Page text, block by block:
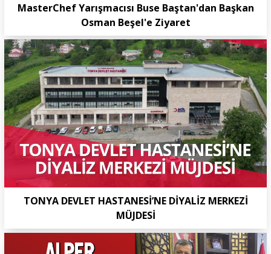
MasterChef Yarışmacısı Buse Baştan'dan Başkan
Osman Beşel'e Ziyaret
TONYA DEVLET HASTANESİ’NE DİYALİZ MERKEZİ
MÜJDESİ